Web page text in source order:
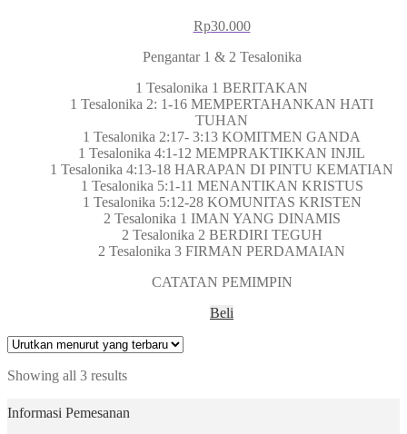
Rp30.000
Pengantar 1 & 2 Tesalonika
1 Tesalonika 1 BERITAKAN
1 Tesalonika 2: 1-16 MEMPERTAHANKAN HATI
TUHAN
1 Tesalonika 2:17- 3:13 KOMITMEN GANDA
1 Tesalonika 4:1-12 MEMPRAKTIKKAN INJIL
1 Tesalonika 4:13-18 HARAPAN DI PINTU KEMATIAN
1 Tesalonika 5:1-11 MENANTIKAN KRISTUS
1 Tesalonika 5:12-28 KOMUNITAS KRISTEN
2 Tesalonika 1 IMAN YANG DINAMIS
2 Tesalonika 2 BERDIRI TEGUH
2 Tesalonika 3 FIRMAN PERDAMAIAN
CATATAN PEMIMPIN
Beli
Showing all 3 results
Informasi Pemesanan